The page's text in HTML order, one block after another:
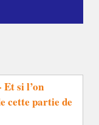
si l’on
cette partie de